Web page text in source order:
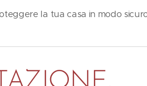
la tua casa in modo